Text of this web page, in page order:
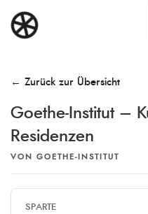
Inhalt
springen
← Zurück zur Übersicht
Goethe-Institut –
Residenzen
VON GOETHE-INSTITUT
SPARTE